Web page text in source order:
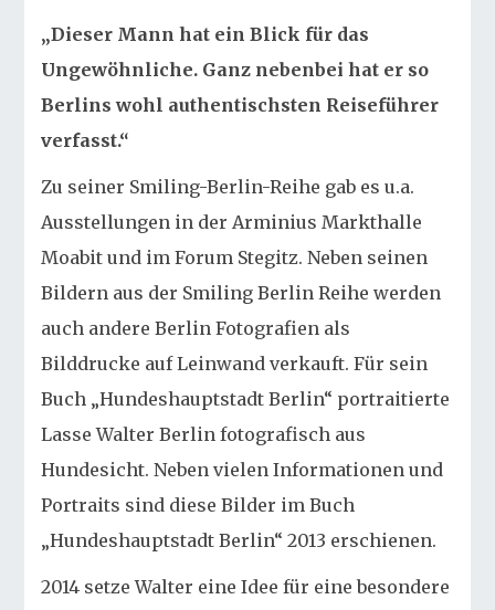
„Dieser Mann hat ein Blick für das
Ungewöhnliche. Ganz nebenbei hat er so
Berlins wohl authentischsten Reiseführer
verfasst.“
Zu seiner Smiling-Berlin-Reihe gab es u.a.
Ausstellungen in der Arminius Markthalle
Moabit und im Forum Stegitz. Neben seinen
Bildern aus der Smiling Berlin Reihe werden
auch andere Berlin Fotografien als
Bilddrucke auf Leinwand verkauft. Für sein
Buch „Hundeshauptstadt Berlin“ portraitierte
Lasse Walter Berlin fotografisch aus
Hundesicht. Neben vielen Informationen und
Portraits sind diese Bilder im Buch
„Hundeshauptstadt Berlin“ 2013 erschienen.
2014 setze Walter eine Idee für eine besondere